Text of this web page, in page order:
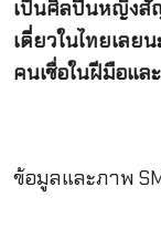
เป็นศิลปินหญิงสั
เดี่ยวในไทยเลย
คนเชื่อในฝีมือแล
ข้อมูลและภาพ